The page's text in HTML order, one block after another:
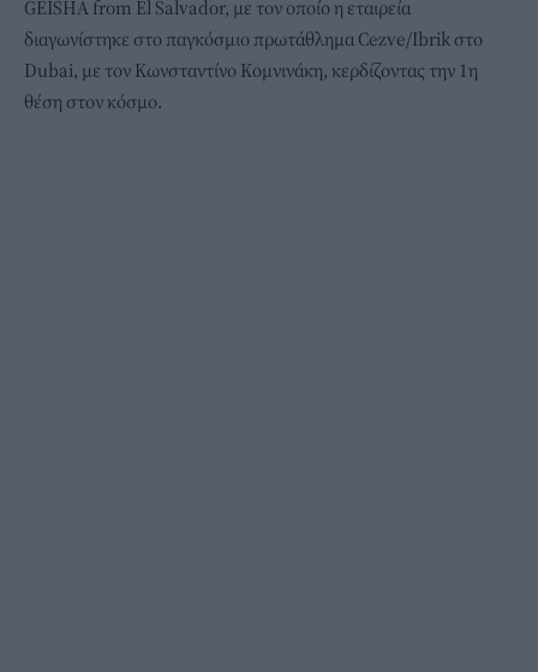
GEISHA from El Salvador, με τον οποίο η εταιρεία
διαγωνίστηκε στο παγκόσμιο πρωτάθλημα Cezve/Ibrik στο
Dubai, με τον Κωνσταντίνο Κομνινάκη, κερδίζοντας την 1η
θέση στον κόσμο.